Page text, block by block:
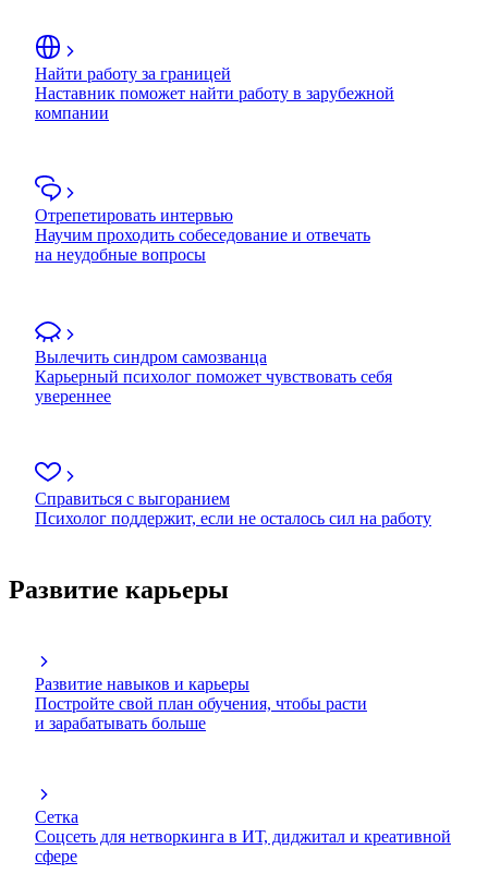
Найти работу за границей
Наставник поможет найти работу в зарубежной
компании
Отрепетировать интервью
Научим проходить собеседование и отвечать
на неудобные вопросы
Вылечить синдром самозванца
Карьерный психолог поможет чувствовать себя
увереннее
Справиться с выгоранием
Психолог поддержит, если не осталось сил на работу
Развитие карьеры
Развитие навыков и карьеры
Постройте свой план обучения, чтобы расти
и зарабатывать больше
Сетка
Соцсеть для нетворкинга в ИТ, диджитал и креативной
сфере